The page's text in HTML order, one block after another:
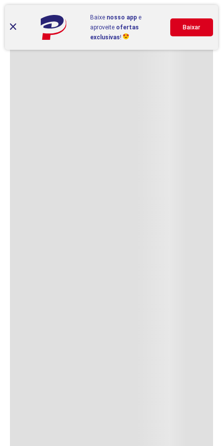
Baixe nosso app e
aproveite ofertas
exclusivas!
Baixar